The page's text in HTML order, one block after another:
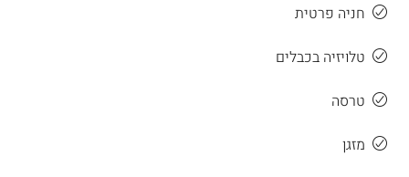
חניה פרטית
טלויזיה בכבלים
טרסה
מזגן